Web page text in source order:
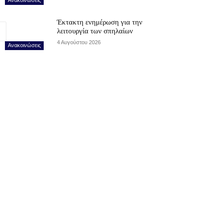
Ανακοινώσεις
Έκτακτη ενημέρωση για την
λειτουργία των σπηλαίων
4 Αυγούστου 2026